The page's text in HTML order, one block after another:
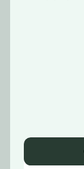
53